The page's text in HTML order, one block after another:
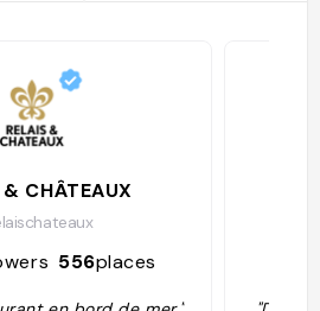
& CHÂTEAUX
556places